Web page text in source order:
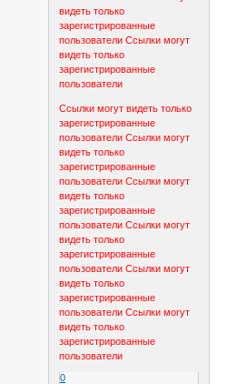
видеть только
зарегистрированные
пользователи Ссылки могут
видеть только
зарегистрированные
пользователи
Ссылки могут видеть только
зарегистрированные
пользователи Ссылки могут
видеть только
зарегистрированные
пользователи Ссылки могут
видеть только
зарегистрированные
пользователи Ссылки могут
видеть только
зарегистрированные
пользователи Ссылки могут
видеть только
зарегистрированные
пользователи Ссылки могут
видеть только
зарегистрированные
пользователи
0